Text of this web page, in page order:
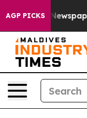
AGP PICKSNewspaper